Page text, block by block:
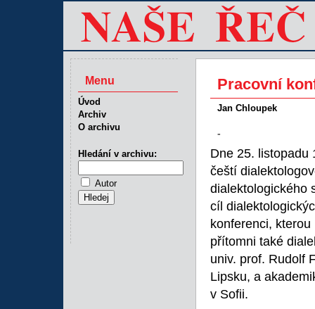
Pracovní
Jan Chloupek
-
Dne 25. listopadu
čeští
dialektologického
cíl
konferenci,
přítomni také
univ. prof. Rudolf
Lipsku, a
v Sofii.
Menu
Úvod
Archiv
O archivu
Hledání v archivu:
Autor